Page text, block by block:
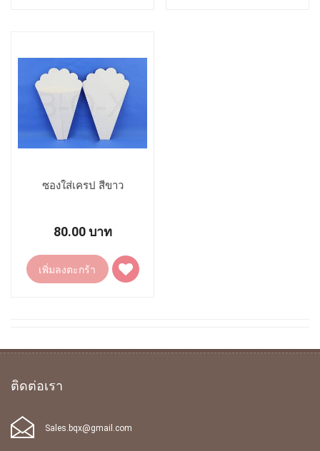
ซองใส่เครป สีขาว
80.00 บาท
เพิ่มลงตะกร้า
เพิ่ม
ไป
ติดต่อเรา
Sales.bqx@gmail.com